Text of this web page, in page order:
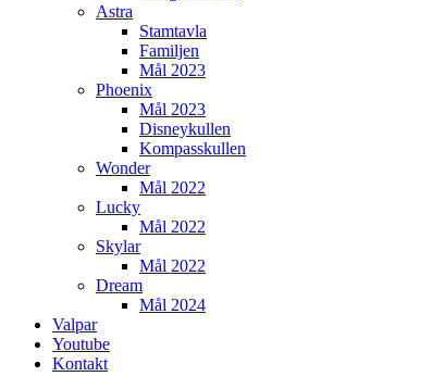
Astra
Stamtavla
Familjen
Mål 2023
Phoenix
Mål 2023
Disneykullen
Kompasskullen
Wonder
Mål 2022
Lucky
Mål 2022
Skylar
Mål 2022
Dream
Mål 2024
Valpar
Youtube
Kontakt